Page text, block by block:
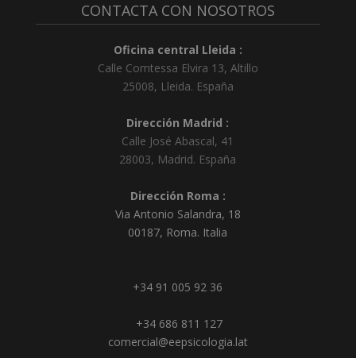
CONTACTA CON NOSOTROS
Oficina central Lleida :
Calle Comtessa Elvira 13, Altillo
25008, Lleida. España
Dirección Madrid :
Calle José Abascal, 41
28003, Madrid. España
Dirección Roma :
Via Antonio Salandra, 18
00187, Roma. Italia
+34 91 005 92 36
+34 686 811 127
comercial@eepsicologia.lat